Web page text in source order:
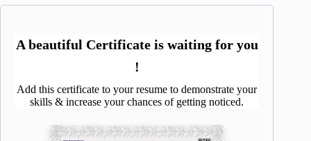
A beautiful Certificate is waiting for you
!
Add this certificate to your resume to demonstrate your
skills & increase your chances of getting noticed.